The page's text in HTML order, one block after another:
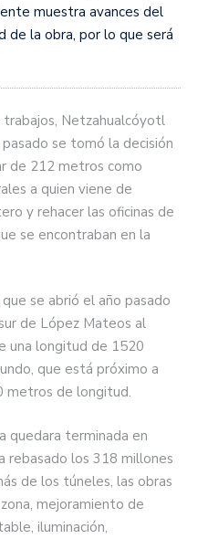
muestra avances del
la obra, por lo que será
Netzahualcóyotl
se tomó la decisión
de 212 metros como
a quien viene de
y rehacer las oficinas de
se encontraban en la
se abrió el año pasado
de López Mateos al
una longitud de 1520
que está próximo a
metros de longitud.
quedara terminada en
rebasado los 318 millones
de los túneles, las obras
mejoramiento de
iluminación,